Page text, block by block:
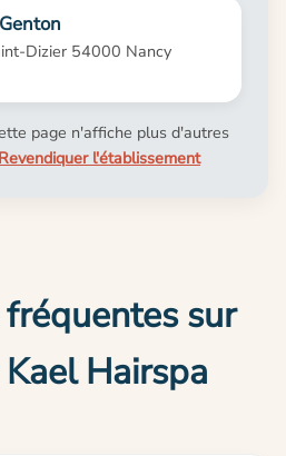
Dizier 54000 Nancy
page n'affiche plus d'autres
Revendiquer l'établissement
sur
Hairspa